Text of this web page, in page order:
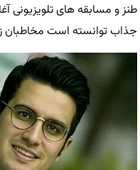
طنز و مسابقه ‌های تلویزیونی
جذاب توانسته است مخاطبان